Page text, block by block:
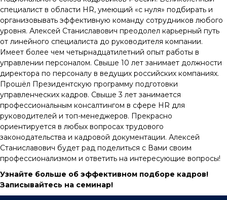
специалист в области HR, умеющий «с нуля» подбирать и
организовывать эффективную команду сотрудников любого
уровня. Алексей Станиславович преодолел карьерный путь
от линейного специалиста до руководителя компании.
Имеет более чем четырнадцатилетний опыт работы в
управлении персоналом. Свыше 10 лет занимает должности
директора по персоналу в ведущих российских компаниях.
Прошёл Президентскую программу подготовки
управленческих кадров. Свыше 3 лет занимается
профессиональным консалтингом в сфере HR для
руководителей и топ-менеджеров. Прекрасно
ориентируется в любых вопросах трудового
законодательства и кадровой документации. Алексей
Станиславович будет рад поделиться с Вами своим
профессионализмом и ответить на интересующие вопросы!
Узнайте больше об эффективном подборе кадров!
Записывайтесь на семинар!